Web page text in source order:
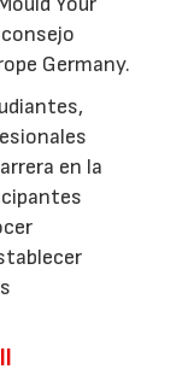
Germany.
en la